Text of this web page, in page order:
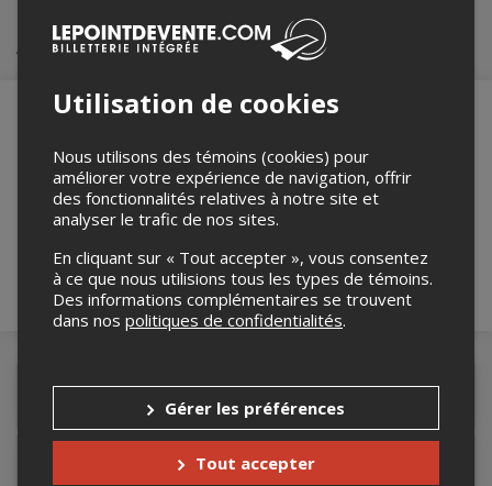
Achat de billets
Merci de confirmer que vous n'êtes pas un
robot ci-bas.
Accès au site de l'événement
Utilisation de cookies
Nous utilisons des témoins (cookies) pour
améliorer votre expérience de navigation, offrir
des fonctionnalités relatives à notre site et
analyser le trafic de nos sites.
En cliquant sur « Tout accepter », vous consentez
à ce que nous utilisions tous les types de témoins.
Des informations complémentaires se trouvent
dans nos politiques de confidentialités.
Gérer les préférences
Tout accepter